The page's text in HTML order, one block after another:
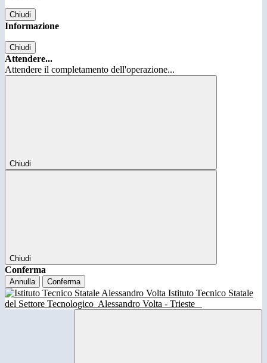
Chiudi
Informazione
Chiudi
Attendere...
Attendere il completamento dell'operazione...
Chiudi
Chiudi
Conferma
Annulla Conferma
Istituto Tecnico Statale
del Settore Tecnologico Alessandro Volta - Trieste